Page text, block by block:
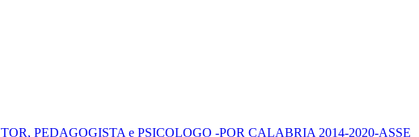
PEDAGOGISTA e PSICOLOGO -POR CALABRIA 2014-2020-ASSE